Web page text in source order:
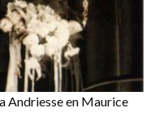
Andriesse en Maurice